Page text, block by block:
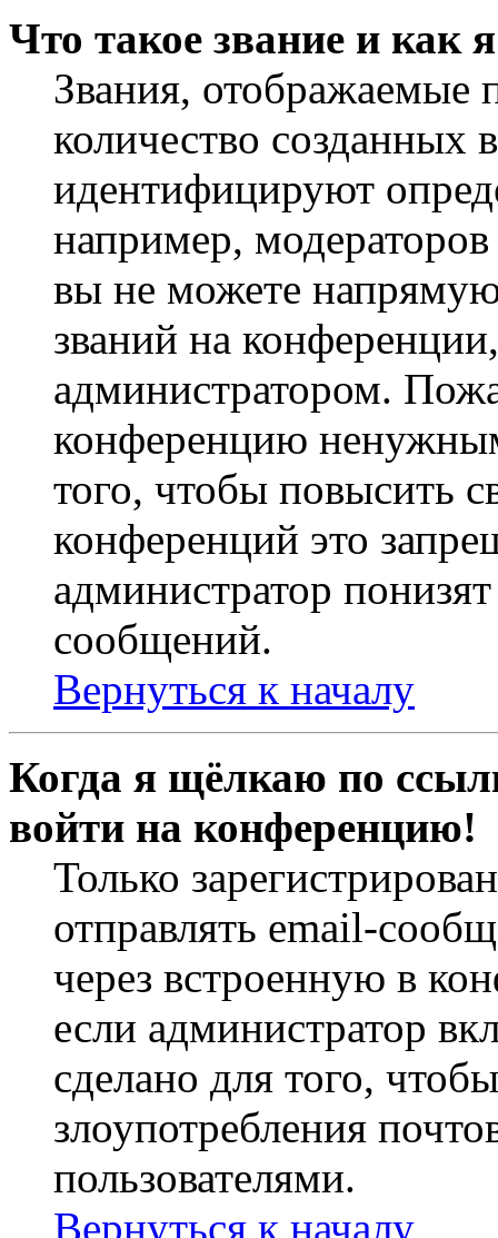
Что такое звание и как
Звания,
количество
идентифицируют
например,
вы не можете
званий на
администратором.
конференцию
того, чтобы повысить
конференций это
администратор
сообщений.
Вернуться к началу
Когда я щёлкаю по
войти на конференцию!
Только
отправлять email-
через встроенную в
если администратор
сделано для того,
злоупотребления
пользователями.
Вернуться к началу